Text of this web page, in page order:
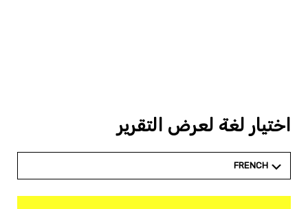
اختيار لغة لعرض التقرير
FRENCH